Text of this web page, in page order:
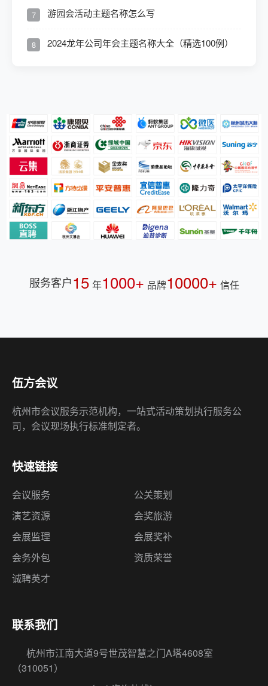
7 游园会活动主题名称怎么写
8 2024龙年公司年会主题名称大全（精选100例）
服务客户15 年1000+ 品牌10000+ 信任
伍方会议
杭州市会议服务示范机构，一站式活动策划执行服务公
司，会议现场执行标准制定者。
快速链接
会议服务
公关策划
演艺资源
会奖旅游
会展监理
会展奖补
会务外包
资质荣誉
诚聘英才
联系我们
杭州市江南大道9号世茂智慧之门A塔4608室
（310051）